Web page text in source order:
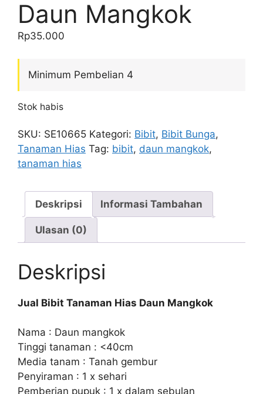
Daun Mangkok
Rp35.000
Minimum Pembelian 4
Stok habis
SKU: SE10665 Kategori: Bibit, Bibit Bunga,
Tanaman Hias Tag: bibit, daun mangkok,
tanaman hias
Deskripsi Informasi Tambahan
Ulasan (0)
Deskripsi
Jual Bibit Tanaman Hias Daun Mangkok
Nama : Daun mangkok
Tinggi tanaman : <40cm
Media tanam : Tanah gembur
Penyiraman : 1 x sehari
Pemberian pupuk : 1 x dalam sebulan